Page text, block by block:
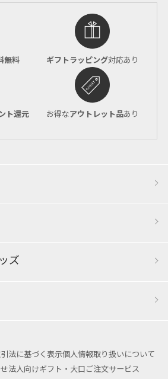
無料 ギフトラッピング対応あり
ト還元 お得なアウトレット品あり
ズ
法に基づく表示個人情報取り扱いについて
法人向けギフト・大口ご注文サービス